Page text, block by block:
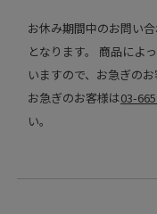
お休み期間中のお問い
となります。 商品によ
いますので、お急ぎの
お急ぎのお客様は03-
い。